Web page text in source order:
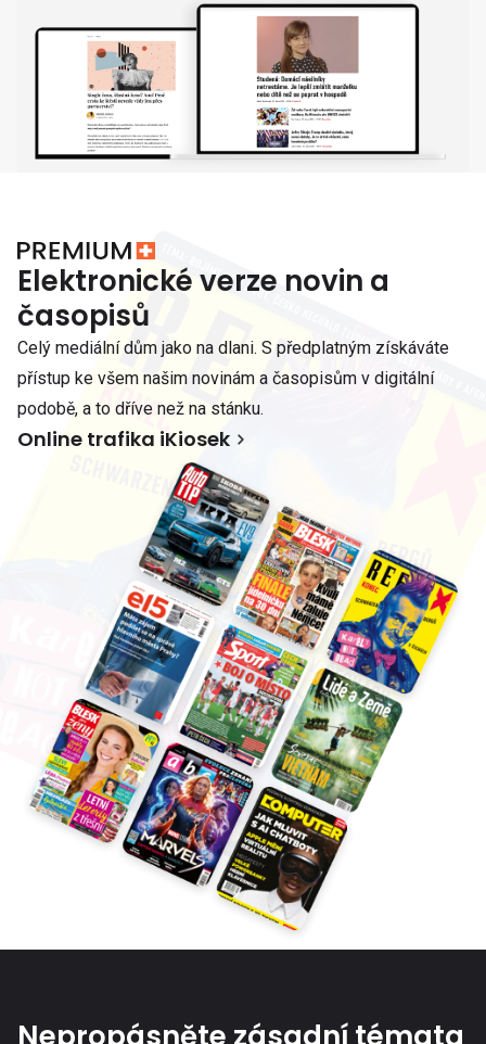
Elektronické verze novin a
časopisů
Celý mediální dům jako na dlani. S předplatným získáváte
přístup ke všem našim novinám a časopisům v digitální
podobě, a to dříve než na stánku.
Online trafika iKiosek